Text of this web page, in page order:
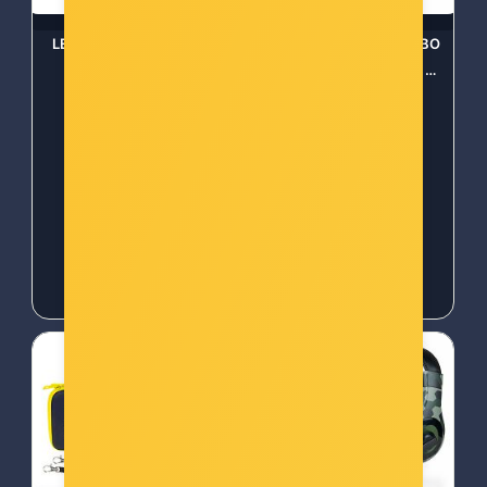
LEXIP X STEELPLAY Dual
NINTENDO SWITCH LABO
CUSTOMISATION SET -